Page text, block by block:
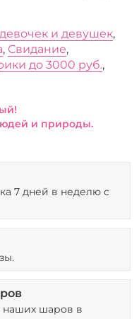
и девушек,
, Свидание,
до 3000 руб.,
и природы.
7 дней в неделю с
наших шаров в